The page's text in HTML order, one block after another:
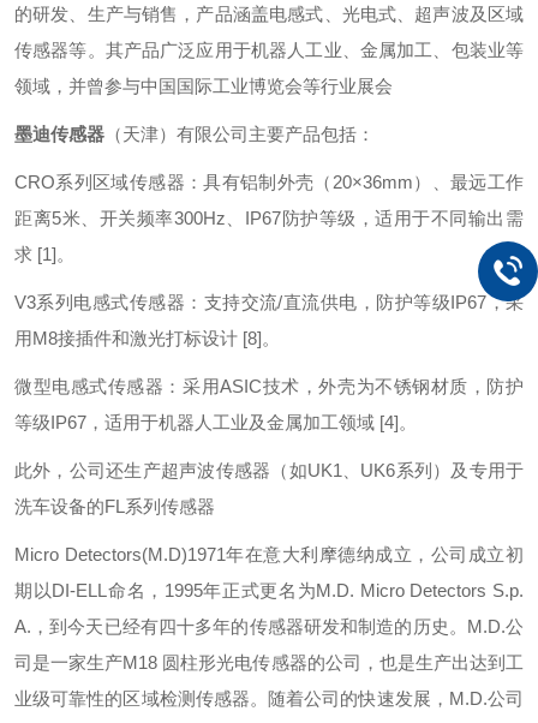
的研发、生产与销售，产品涵盖电感式、光电式、超声波及区域
传感器等。其产品广泛应用于机器人工业、金属加工、包装业等
领域，并曾参与中国国际工业博览会等行业展会
墨迪传感器 （天津）有限公司主要产品包括：
CRO系列区域传感器：具有铝制外壳（20×36mm）、最远工作
距离5米、开关频率300Hz、IP67防护等级，适用于不同输出需
求 [1]。
V3系列电感式传感器：支持交流/直流供电，防护等级IP67，采
用M8接插件和激光打标设计 [8]。
微型电感式传感器：采用ASIC技术，外壳为不锈钢材质，防护
等级IP67，适用于机器人工业及金属加工领域 [4]。
此外，公司还生产超声波传感器（如UK1、UK6系列）及专用于
洗车设备的FL系列传感器
Micro Detectors(M.D)1971年在意大利摩德纳成立，公司成立初
期以DI-ELL命名，1995年正式更名为M.D. Micro Detectors S.p.
A.，到今天已经有四十多年的传感器研发和制造的历史。M.D.公
司是一家生产M18 圆柱形光电传感器的公司，也是生产出达到工
业级可靠性的区域检测传感器。随着公司的快速发展，M.D.公司